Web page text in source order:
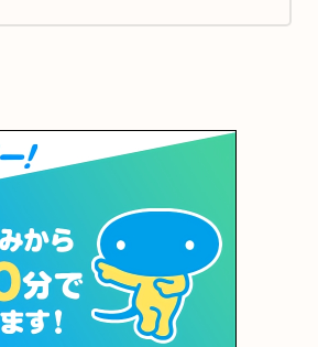
理解し、楽しむための間接的なツールとして